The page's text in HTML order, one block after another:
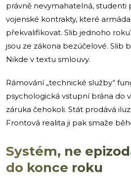
právně nevymahatelná, studenti
vojenské kontrakty, které
překvalifikovat. Slib jednoho
jsou ze zákona bezúčelové. Slib
Nikde v textu smlouvy.
Rámování „technické služby“
psychologická vstupní brána do
záruka čehokoli. Stát prodává
Frontová realita ji pak smaže
Systém, ne
do konce roku